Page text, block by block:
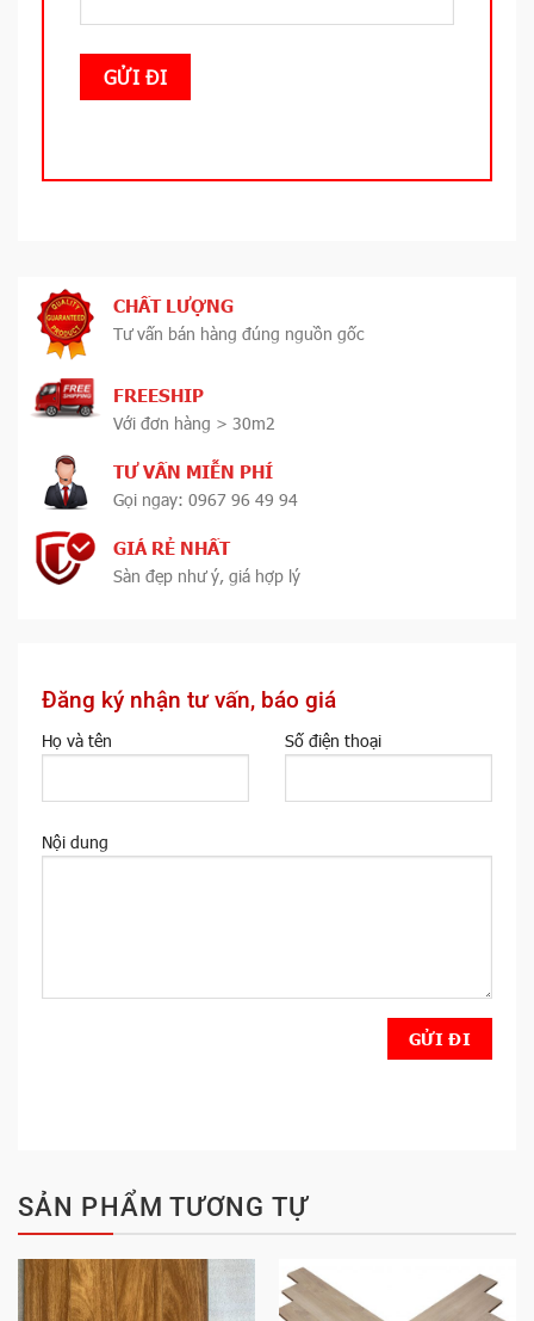
CHẤT LƯỢNG
Tư vấn bán hàng đúng nguồn gốc
FREESHIP
Với đơn hàng > 30m2
TƯ VẤN MIỄN PHÍ
Gọi ngay: 0967 96 49 94
GIÁ RẺ NHẤT
Sàn đẹp như ý, giá hợp lý
Đăng ký nhận tư vấn, báo giá
Họ và tên Số điện thoại
Nội dung
SẢN PHẨM TƯƠNG TỰ